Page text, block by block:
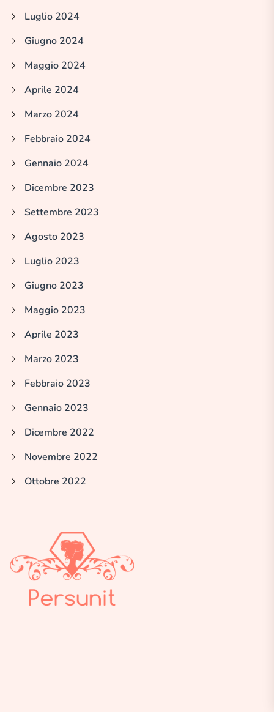
Luglio 2024
Giugno 2024
Maggio 2024
Aprile 2024
Marzo 2024
Febbraio 2024
Gennaio 2024
Dicembre 2023
Settembre 2023
Agosto 2023
Luglio 2023
Giugno 2023
Maggio 2023
Aprile 2023
Marzo 2023
Febbraio 2023
Gennaio 2023
Dicembre 2022
Novembre 2022
Ottobre 2022